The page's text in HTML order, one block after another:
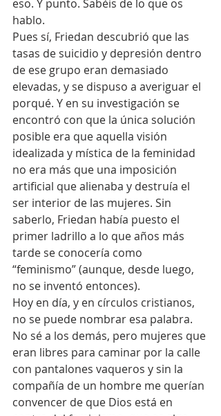
eso. Y punto. Sabéis de lo que os
hablo.
Pues sí, Friedan descubrió que las
tasas de suicidio y depresión dentro
de ese grupo eran demasiado
elevadas, y se dispuso a averiguar el
porqué. Y en su investigación se
encontró con que la única solución
posible era que aquella visión
idealizada y mística de la feminidad
no era más que una imposición
artificial que alienaba y destruía el
ser interior de las mujeres. Sin
saberlo, Friedan había puesto el
primer ladrillo a lo que años más
tarde se conocería como
“feminismo” (aunque, desde luego,
no se inventó entonces).
Hoy en día, y en círculos cristianos,
no se puede nombrar esa palabra.
No sé a los demás, pero mujeres que
eran libres para caminar por la calle
con pantalones vaqueros y sin la
compañía de un hombre me querían
convencer de que Dios está en